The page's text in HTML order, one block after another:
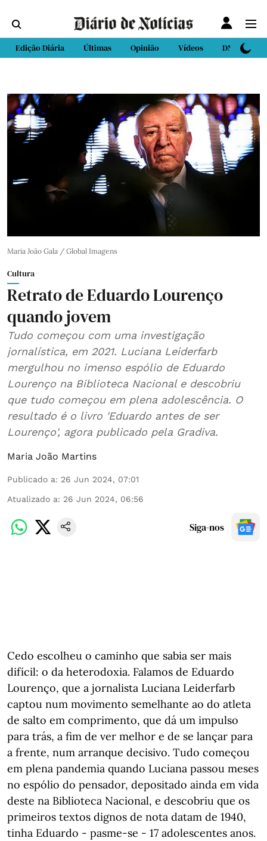
Edição Diária Últimas Opinião Vídeos DN Sport
Maria João Gala / Global Imagens
Cultura
Retrato de Eduardo Lourenço
quando jovem
Tudo começou com uma investigação
jornalística, em 2021. Luciana Leiderfarb
mergulhou no imenso espólio de Eduardo
Lourenço na Biblioteca Nacional e descobriu
que tudo começou em plena adolescência. O
resultado é o livro 'Eduardo antes de ser
Lourenço', agora publicado pela Gradiva.
Maria João Martins
Publicado a: 26 Jun 2024, 07:01
Atualizado a: 26 Jun 2024, 06:56
Siga-nos
Cedo escolheu o caminho que sabia ser mais
difícil: o da heterodoxia. Falamos de Eduardo
Lourenço, que a jornalista Luciana Leiderfarb
captou num movimento semelhante ao do atleta
de salto em comprimento, que dá um impulso
para trás, a fim de ver melhor e de se lançar para
a frente, num arranque decisivo. Tudo começou
em plena pandemia quando Luciana passou meses
no espólio do pensador, depositado ainda em vida
deste na Biblioteca Nacional, e descobriu que os
primeiros textos dignos de nota datam de 1940,
tinha Eduardo - pasme-se - 17 adolescentes anos.